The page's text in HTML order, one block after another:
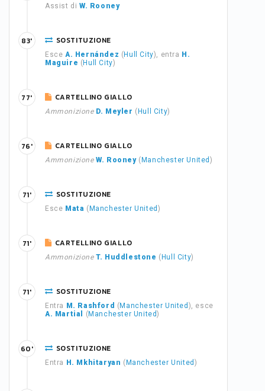
Assist di W. Rooney
SOSTITUZIONE
Esce A. Hernández ( Hull City), entra H.
Maguire ( Hull City)
83'
CARTELLINO GIALLO
Ammonizione D. Meyler ( Hull City)
77'
CARTELLINO GIALLO
Ammonizione W. Rooney( Manchester United)
76'
SOSTITUZIONE
Esce Mata ( Manchester United )
71'
CARTELLINO GIALLO
Ammonizione T. Huddlestone ( Hull City)
71'
SOSTITUZIONE
Entra M. Rashford ( Manchester United ), esce
A. Martial
( Manchester United)
71'
SOSTITUZIONE
Entra H. Mkhitaryan ( Manchester United )
60'